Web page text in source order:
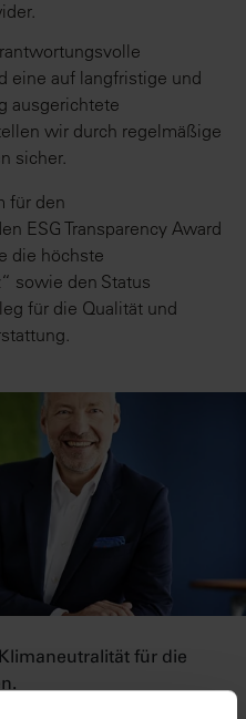
eine auf langfristige und
ausgerichtete
wir durch regelmäßige
sicher.
für den
ESG Transparency Award
die höchste
sowie den Status
für die Qualität und
für die